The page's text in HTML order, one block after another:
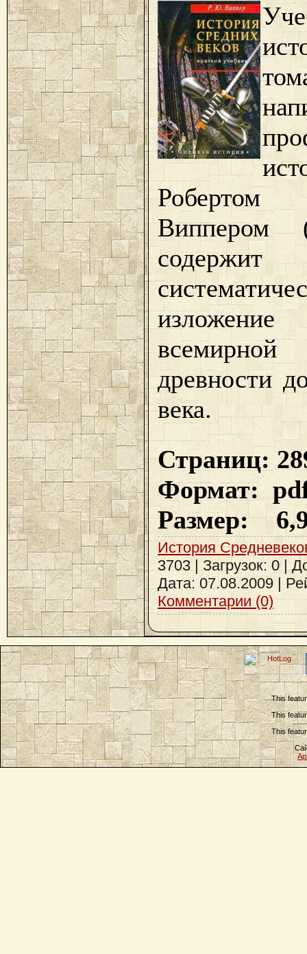
Робертом
Виппером
содержит
древности
века.
Страниц:
Формат:
Размер:
История
3703 | Загрузок: 0 |
Дата: 07.08.2009 |
Комментарии (0)
This
This
This